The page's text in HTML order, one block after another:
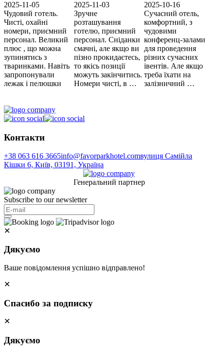
2025-11-05
Чудовий готель.
Чисті, охайні
номери, приємний
персонал. Великий
плюс , що можна
зупинятись з
тваринками. Навіть
запропонували
лежак і пелюшки
2025-11-03
Зручне
розташування
готелю, приємний
персонал. Сніданки
смачні, але якщо ви
пізно прокидаєтесь,
то якісь позиції
можуть закінчитись.
Номери чисті, в …
2025-10-16
Сучасний отель,
комфортний, з
чудовими
конференц-залами
для проведення
різних сучасних
івентів. Але якщо
треба їхати на
залізничний …
Контакти
+38 063 616 3665info@favorparkhotel.comвулиця Самійла
Кішки 6, Київ, 03191, Україна
Генеральний партнер
Subscribe to our newsletter
✕
Дякуємо
Ваше повідомлення успішно відправлено!
✕
Спасибо за подписку
✕
Дякуємо